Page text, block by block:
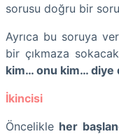
sorusu doğru bir
Ayrıca bu soruya
bir çıkmaza
kim… onu kim… diye
İkincisi
Öncelikle her